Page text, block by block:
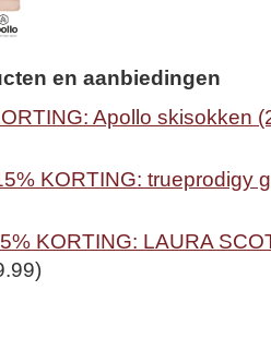
en aanbiedingen
Apollo skisokken
KORTING: trueprodigy
KORTING: LAURA